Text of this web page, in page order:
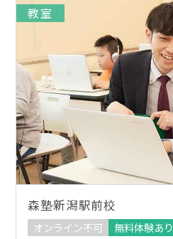
教室
森塾新潟駅前校
オンライン不可
無料体験あり